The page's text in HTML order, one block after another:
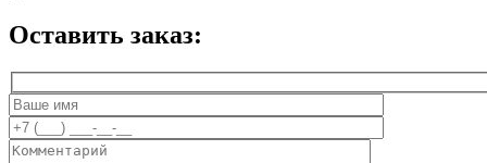
Оставить заказ: